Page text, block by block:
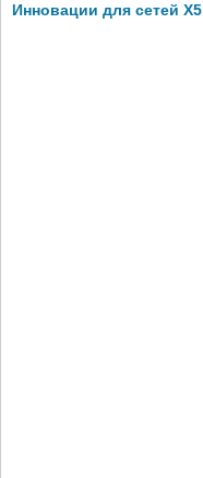
Инновации для сетей X5